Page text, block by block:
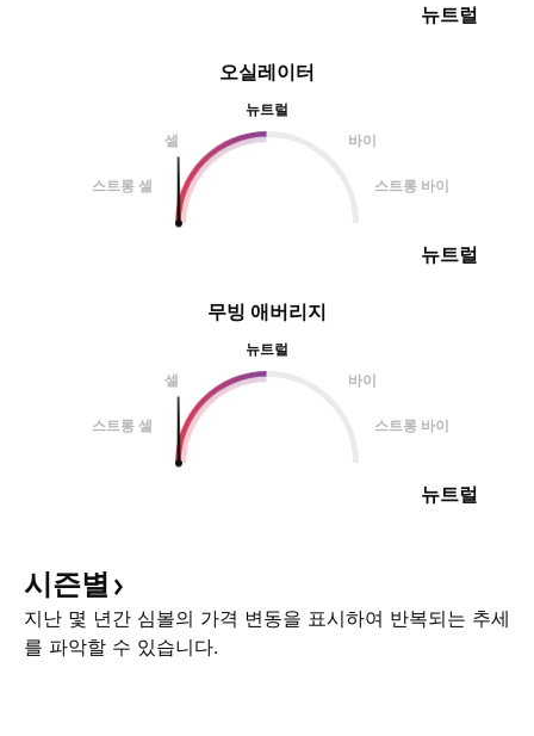
오실레이터
뉴트럴
셀
바이
스트롱 셀 스트롱 바이
뉴트럴
뉴트럴
무빙 애버리지
뉴트럴
셀
바이
스트롱 셀 스트롱 바이
뉴트럴
시즌별
지난 몇 년간 심볼의 가격 변동을 표시하여 반복되는 추세
를 파악할 수 있습니다.